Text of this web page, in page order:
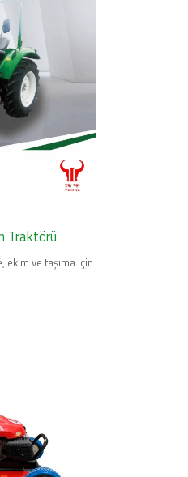
Traktörü
ekim ve taşıma için